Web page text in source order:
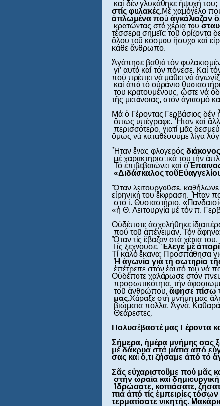
καί δέν γλυκάθηκε ἡψυχή του;
στίς φυλακές.Μέ χαμόγελο
ἁπλωμένα πού ἀγκάλιαζαν ὅ
κρατώντας στά χέρια του
τέσσερα σημεῖα τοῦ ὁρίζοντα
ὅλου τοῦ κόσμου ἥσυχο καί
κάθε ἄνθρωπο.
Ἀγάπησε βαθιά τόν
γι’ αυτό καί τόν πόνεσε. Καί
πού πρέπει νά μάθει νά
καί ἀπό τό οὐράνιο
του κρατουμένους, ὥστε νά
τῆς μετάνοιας, στόν ἁγιασμό
Μά ὁ Γέροντας Γερβάσιος
ὅπως ὑπέγραφε. Ἦταν καί
περισσότερο, γιατί μᾶς
ὅμως νά καταθέσουμε λίγα
Ἦταν ἕνας φλογερός
μέ χαρακτηριστικά του τήν
Τό ἐπιβεβαιώνει καί ὁἜ
«Διδάσκαλος τοῦΕὐ
Ὅταν λειτουργοῦσε, καθήλωνε
εἰρηνική του ἔκφραση. Ἦταν
στό ἱ. Θυσιαστήριο.
«ἡ Θ. Λειτουργία μέ τόν π.
Οὐδέποτε ἀσχολήθηκε
πού τοῦ ἀπένειμαν. Τόν
Ὅταν τίς ἔβαζαν στά χέρια
Τίς ξεχνοῦσε. Ἔλεγε μέ ἀ
Τί καλό ἔκανα; Προσπάθησα
Ἡ ἀγωνία γιά τή σωτηρία τῆ
ἐπέτρεπε στόν ἑαυτό του νά
Οὐδέποτε χαλάρωσε στόν
προσωπικότητα, τήν
τοῦ ἀνθρώπου, ἄφησε πίσω
μας.Χάραξε στή μνήμη μας
βιώματα πολλά. Ἁγνά.
Θεάρεστες.
Πολυσέβαστέ μας Γέροντα
Σήμερα, ἡμέρα μνήμης σας
μέ δάκρυα στά μάτια ἀπό εὐ
σας καί ὅ,τι ζήσαμε ἀπό τό ἅ
Σᾶς εὐχαριστοῦμε πού μᾶς
στήν ὡραία καί
Ἱ δρώσατε, κοπιάσατε,
πιά ἀπό τίς ἐμπειρίες
τερματίσατε νικητής.